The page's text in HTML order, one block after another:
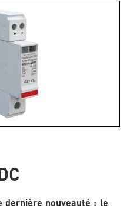
dernière nouveauté : le